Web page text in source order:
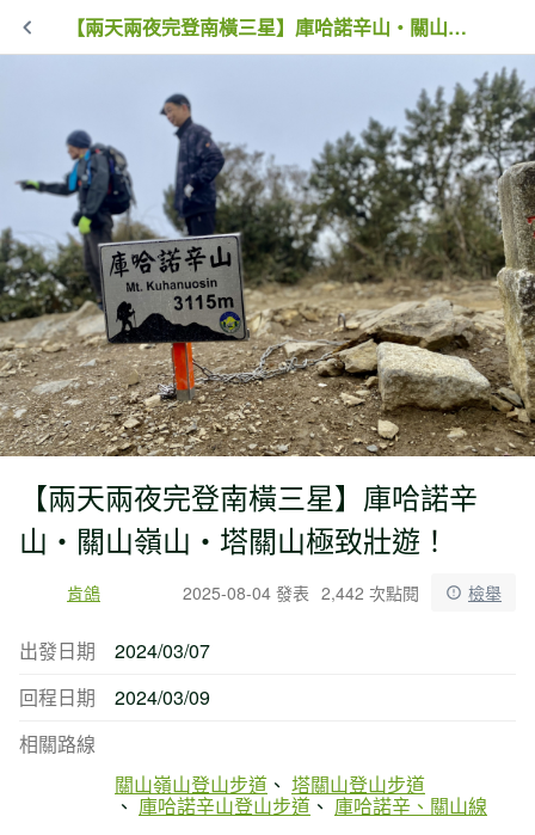
【兩天兩夜完登南橫三星】庫哈諾辛山・關山嶺山・塔關山極致壯遊！
【兩天兩夜完登南橫三星】庫哈諾辛
山・關山嶺山・塔關山極致壯遊！
肯鴿 2025-08-04 發表 2,442 次點閱 檢舉
出發日期
2024/03/07
回程日期
2024/03/09
相關路線
關山嶺山登山步道
塔關山登山步道
庫哈諾辛山登山步道 庫哈諾辛、關山線